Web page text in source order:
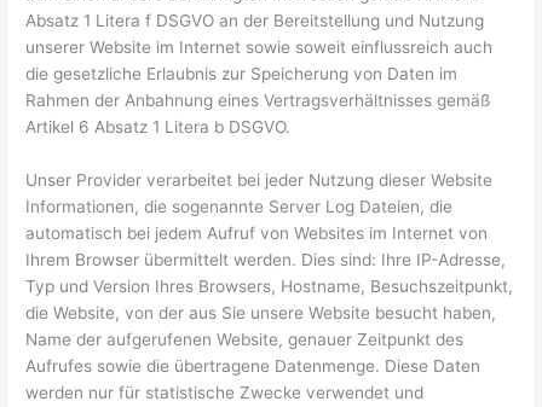
Absatz 1 Litera f DSGVO an der Bereitstellung und Nutzung
unserer Website im Internet sowie soweit einflussreich auch
die gesetzliche Erlaubnis zur Speicherung von Daten im
Rahmen der Anbahnung eines Vertragsverhältnisses gemäß
Artikel 6 Absatz 1 Litera b DSGVO.
Unser Provider verarbeitet bei jeder Nutzung dieser Website
Informationen, die sogenannte Server Log Dateien, die
automatisch bei jedem Aufruf von Websites im Internet von
Ihrem Browser übermittelt werden. Dies sind: Ihre IP-Adresse,
Typ und Version Ihres Browsers, Hostname, Besuchszeitpunkt,
die Website, von der aus Sie unsere Website besucht haben,
Name der aufgerufenen Website, genauer Zeitpunkt des
Aufrufes sowie die übertragene Datenmenge. Diese Daten
werden nur für statistische Zwecke verwendet und